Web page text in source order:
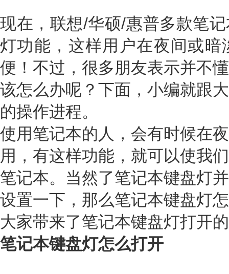
现在，联想/华硕/惠普多款笔
灯功能，这样用户在夜间或
便！不过，很多朋友表示并不
该怎么办呢？下面，小编就跟
的操作进程。
使用笔记本的人，会有时候在
用，有这样功能，就可以使我
笔记本。当然了笔记本键盘灯
设置一下，那么笔记本键盘灯
大家带来了笔记本键盘灯打开
笔记本键盘灯怎么打开